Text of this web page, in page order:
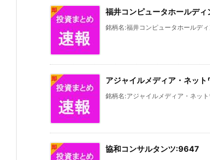
福井コンピュータホールデ
銘柄名:福井コンピュータホールデ
アジャイルメディア・ネッ
銘柄名:アジャイルメディア・ネッ
協和コンサルタンツ:9647